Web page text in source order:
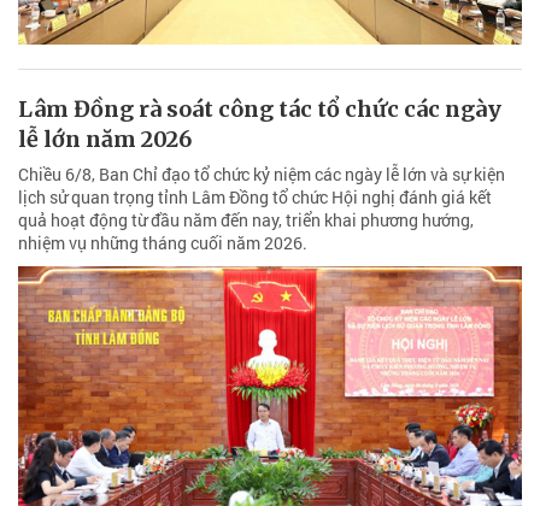
Lâm Đồng rà soát công tác tổ chức các ngày
lễ lớn năm 2026
Chiều 6/8, Ban Chỉ đạo tổ chức kỷ niệm các ngày lễ lớn và sự kiện
lịch sử quan trọng tỉnh Lâm Đồng tổ chức Hội nghị đánh giá kết
quả hoạt động từ đầu năm đến nay, triển khai phương hướng,
nhiệm vụ những tháng cuối năm 2026.